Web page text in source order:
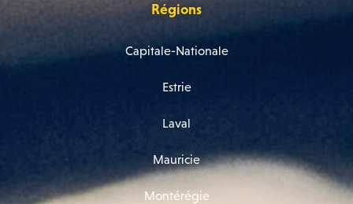
Régions
Capitale-Nationale
Estrie
Laval
Mauricie
Montérégie